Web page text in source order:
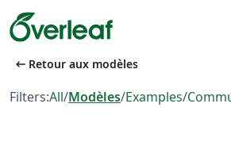
arrow_left_alt Retour aux modèles
Filters:All/Modèles/Examples/